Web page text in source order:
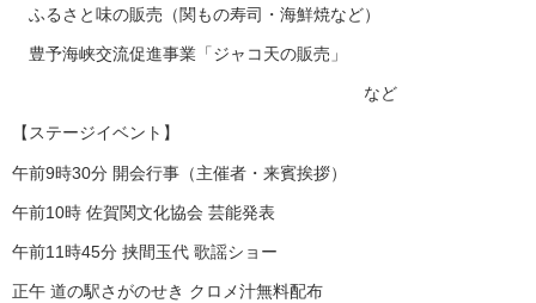
ふるさと味の販売（関もの寿司・海鮮焼など）
豊予海峡交流促進事業「ジャコ天の販売」
など
【ステージイベント】
午前9時30分 開会行事（主催者・来賓挨拶）
午前10時 佐賀関文化協会 芸能発表
午前11時45分 挟間玉代 歌謡ショー
正午 道の駅さがのせき クロメ汁無料配布